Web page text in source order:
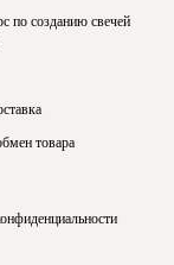
по созданию свечей
товара